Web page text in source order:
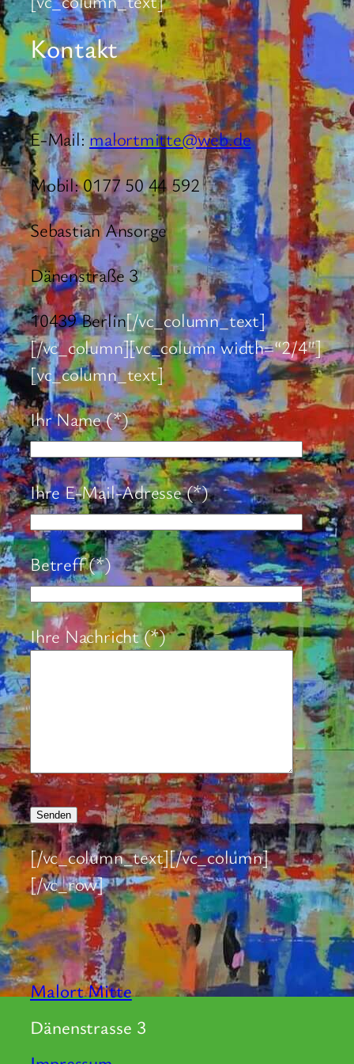
Kontakt
E-Mail: malortmitte@web.de
Mobil: 0177 50 44 592
Sebastian Ansorge
Dänenstraße 3
10439 Berlin[/vc_column_text]
[/vc_column][vc_column width=“2/4″]
[vc_column_text]
Ihr Name (*)
Ihre E-Mail-Adresse (*)
Betreff (*)
Bitte lasse dieses Feld leer.
Ihre Nachricht (*)
[/vc_column_text][/vc_column]
[/vc_row]
Malort Mitte
Dänenstrasse 3